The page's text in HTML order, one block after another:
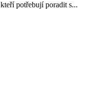
potřebují poradit s...